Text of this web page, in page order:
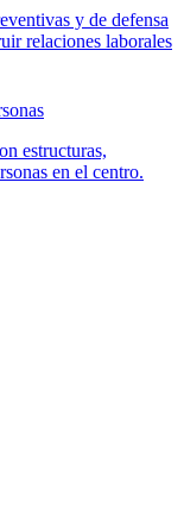
y de defensa
relaciones laborales
estructuras,
en el centro.